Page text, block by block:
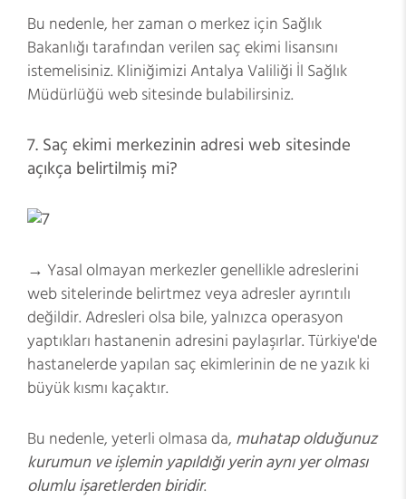
Bu nedenle, her zaman o merkez için Sağlık
Bakanlığı tarafından verilen saç ekimi lisansını
istemelisiniz. Kliniğimizi Antalya Valiliği İl Sağlık
Müdürlüğü web sitesinde bulabilirsiniz.
7. Saç ekimi merkezinin adresi web sitesinde
açıkça belirtilmiş mi?
→ Yasal olmayan merkezler genellikle adreslerini
web sitelerinde belirtmez veya adresler ayrıntılı
değildir. Adresleri olsa bile, yalnızca operasyon
yaptıkları hastanenin adresini paylaşırlar. Türkiye'de
hastanelerde yapılan saç ekimlerinin de ne yazık ki
büyük kısmı kaçaktır.
Bu nedenle, yeterli olmasa da, muhatap olduğunuz
kurumun ve işlemin yapıldığı yerin aynı yer olması
olumlu işaretlerden biridir.